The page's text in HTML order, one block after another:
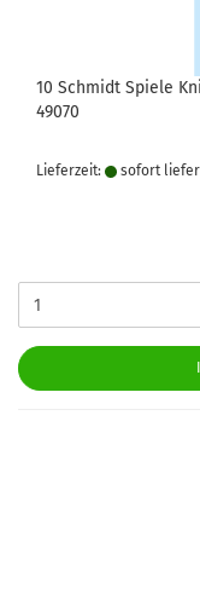
10 Schmidt Spiele
49070
Lieferzeit: sofort